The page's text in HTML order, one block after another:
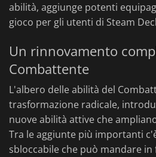
abilità, aggiunge potenti
gioco per gli utenti di Steam
Un rinnovamento
Combattente
L'albero delle abilità del
trasformazione radicale,
nuove abilità attive che
Tra le aggiunte più importanti
sbloccabile che può mandare